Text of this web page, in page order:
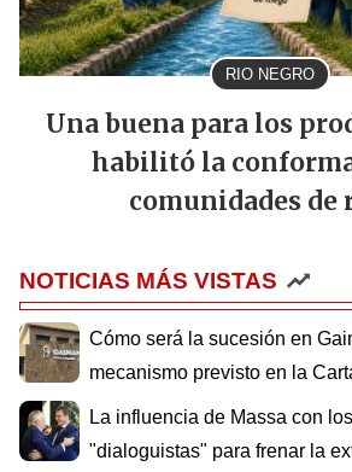
RIO NEGRO
Una buena para los
habilitó la
comunidades de
NOTICIAS MÁS VISTAS
Cómo será la sucesión en
mecanismo previsto en la
La influencia de Massa con
"dialoguistas" para frenar la